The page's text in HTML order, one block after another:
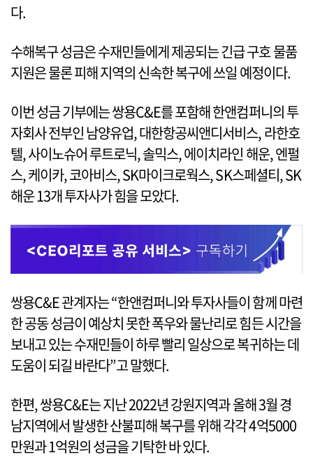
다.
수해복구 성금은 수재민들에게 제공되는 긴급 구호 물품
지원은 물론 피해 지역의 신속한 복구에 쓰일 예정이다.
이번 성금 기부에는 쌍용C&E를 포함해 한앤컴퍼니의 투
자회사 전부인 남양유업, 대한항공씨앤디서비스, 라한호
텔, 사이노슈어 루트로닉, 솔믹스, 에이치라인 해운, 엔펄
스, 케이카, 코아비스, SK마이크로웍스, SK스페셜티, SK
해운 13개 투자사가 힘을 모았다.
쌍용C&E 관계자는 “한앤컴퍼니와 투자사들이 함께 마련
한 공동 성금이 예상치 못한 폭우와 물난리로 힘든 시간을
보내고 있는 수재민들이 하루 빨리 일상으로 복귀하는 데
도움이 되길 바란다”고 말했다.
한편, 쌍용C&E는 지난 2022년 강원지역과 올해 3월 경
남지역에서 발생한 산불피해 복구를 위해 각각 4억5000
만원과 1억원의 성금을 기탁한 바 있다.